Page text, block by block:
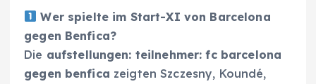
Wer spielte im Start-XI von Barcelona
gegen Benfica?
Die aufstellungen: teilnehmer: fc barcelona
gegen benfica zeigten Szczesny, Koundé,